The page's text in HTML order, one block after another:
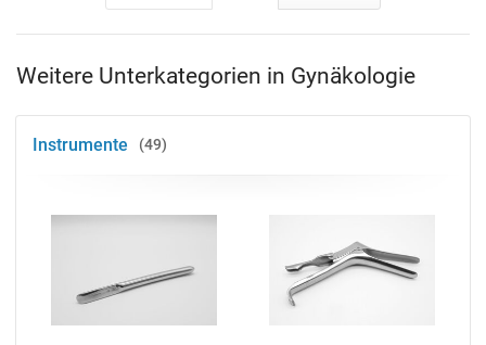
Weitere Unterkategorien in Gynäkologie
Instrumente 49